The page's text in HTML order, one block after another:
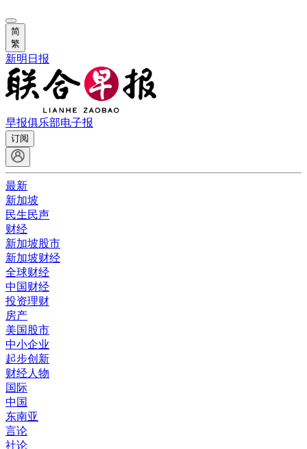
简
繁
新明日报
早报俱乐部电子报
订阅
最新
新加坡
民生民声
财经
新加坡股市
新加坡财经
全球财经
中国财经
投资理财
房产
美国股市
中小企业
起步创新
财经人物
国际
中国
东南亚
言论
社论